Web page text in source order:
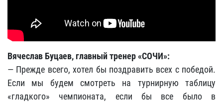
Вячеслав Буцаев, главный тренер «СОЧИ»:
— Прежде всего, хотел бы поздравить всех с победой.
Если мы будем смотреть на турнирную таблицу
«гладкого» чемпионата, если бы все было в